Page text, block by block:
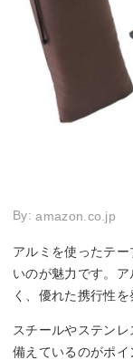
By:amazon.co.jp
アルミを使ったテ
いのが魅力です。
く、優れた携行性
スチールやステン
備えているのがポイ